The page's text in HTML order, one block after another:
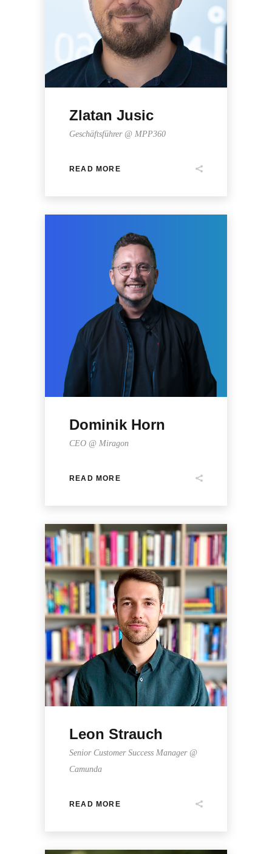
Zlatan Jusic
Geschäftsführer @ MPP360
READ MORE
Dominik Horn
CEO @ Miragon
READ MORE
Leon Strauch
Senior Customer Success Manager @
Camunda
READ MORE